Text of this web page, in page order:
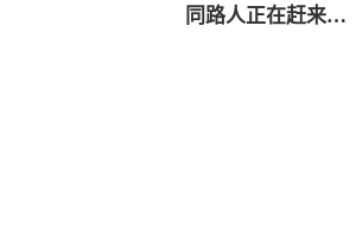
同路人正在赶来…